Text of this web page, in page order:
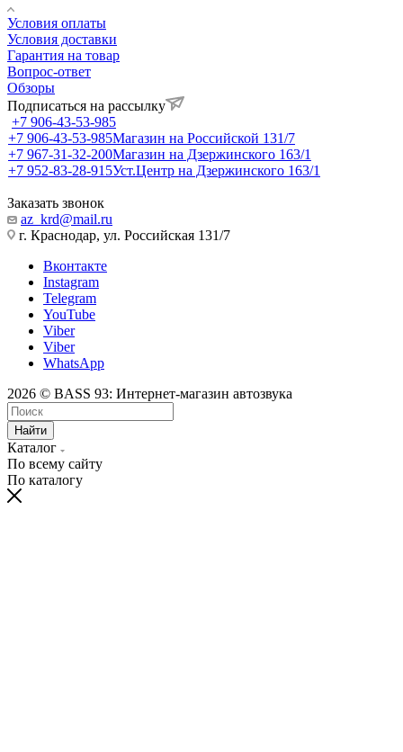
Условия оплаты
Условия доставки
Гарантия на товар
Вопрос-ответ
Обзоры
Подписаться на рассылку
+7 906-43-53-985
+7 906-43-53-985Магазин на Российской 131/7
+7 967-31-32-200Магазин на Дзержинского 163/1
+7 952-83-28-915Уст.Центр на Дзержинского 163/1
Заказать звонок
az_krd@mail.ru
г. Краснодар, ул. Российская 131/7
Вконтакте
Instagram
Telegram
YouTube
Viber
Viber
WhatsApp
2026 © BASS 93: Интернет-магазин автозвука
Найти
Каталог
По всему сайту
По каталогу